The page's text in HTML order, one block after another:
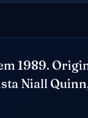
1989.
Niall